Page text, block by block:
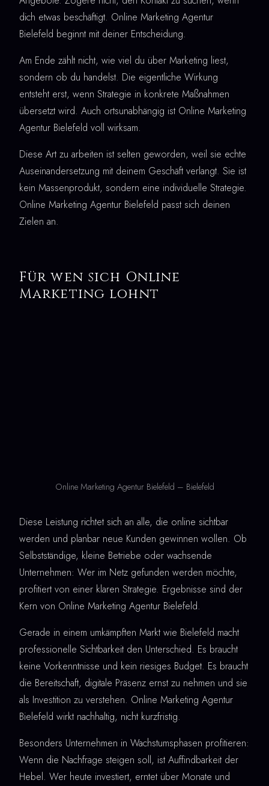
dich etwas beschäftigt. Online Marketing Agentur
Bielefeld beginnt mit deiner Entscheidung.
Am Ende zählt nicht, wie viel du über Marketing liest,
sondern ob du handelst. Die eigentliche Wirkung
entsteht erst, wenn Strategie in konkrete Maßnahmen
übersetzt wird. Auch ortsunabhängig ist Online Marketing
Agentur Bielefeld voll wirksam.
Diese Art zu arbeiten ist selten geworden, weil sie echte
Auseinandersetzung mit deinem Geschäft verlangt. Sie ist
kein Massenprodukt, sondern eine individuelle Strategie.
Online Marketing Agentur Bielefeld passt sich deinen
Zielen an.
Für wen sich Online
Marketing lohnt
Online Marketing Agentur Bielefeld – Bielefeld
Diese Leistung richtet sich an alle, die online sichtbar
werden und planbar neue Kunden gewinnen wollen. Ob
Selbstständige, kleine Betriebe oder wachsende
Unternehmen: Wer im Netz gefunden werden möchte,
profitiert von einer klaren Strategie. Ergebnisse sind der
Kern von Online Marketing Agentur Bielefeld.
Gerade in einem umkämpften Markt wie Bielefeld macht
professionelle Sichtbarkeit den Unterschied. Es braucht
keine Vorkenntnisse und kein riesiges Budget. Es braucht
die Bereitschaft, digitale Präsenz ernst zu nehmen und sie
als Investition zu verstehen. Online Marketing Agentur
Bielefeld wirkt nachhaltig, nicht kurzfristig.
Besonders Unternehmen in Wachstumsphasen profitieren:
Wenn die Nachfrage steigen soll, ist Auffindbarkeit der
Hebel. Wer heute investiert, erntet über Monate und